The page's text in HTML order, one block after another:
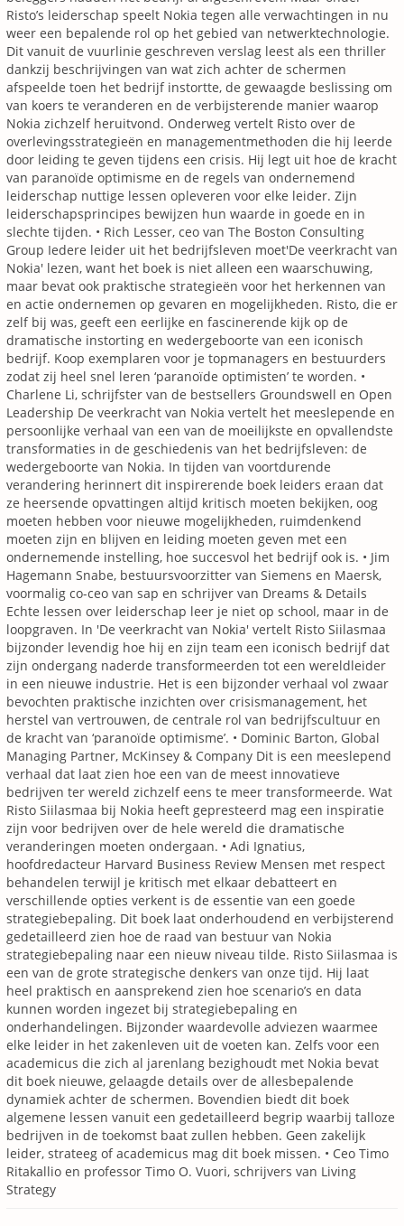
Risto’s leiderschap speelt Nokia tegen alle verwachtingen in nu
weer een bepalende rol op het gebied van netwerktechnologie.
Dit vanuit de vuurlinie geschreven verslag leest als een thriller
dankzij beschrijvingen van wat zich achter de schermen
afspeelde toen het bedrijf instortte, de gewaagde beslissing om
van koers te veranderen en de verbijsterende manier waarop
Nokia zichzelf heruitvond. Onderweg vertelt Risto over de
overlevingsstrategieën en managementmethoden die hij leerde
door leiding te geven tijdens een crisis. Hij legt uit hoe de kracht
van paranoïde optimisme en de regels van ondernemend
leiderschap nuttige lessen opleveren voor elke leider. Zijn
leiderschapsprincipes bewijzen hun waarde in goede en in
slechte tijden. • Rich Lesser, ceo van The Boston Consulting
Group Iedere leider uit het bedrijfsleven moet'De veerkracht van
Nokia' lezen, want het boek is niet alleen een waarschuwing,
maar bevat ook praktische strategieën voor het herkennen van
en actie ondernemen op gevaren en mogelijkheden. Risto, die er
zelf bij was, geeft een eerlijke en fascinerende kijk op de
dramatische instorting en wedergeboorte van een iconisch
bedrijf. Koop exemplaren voor je topmanagers en bestuurders
zodat zij heel snel leren ‘paranoïde optimisten’ te worden. •
Charlene Li, schrijfster van de bestsellers Groundswell en Open
Leadership De veerkracht van Nokia vertelt het meeslepende en
persoonlijke verhaal van een van de moeilijkste en opvallendste
transformaties in de geschiedenis van het bedrijfsleven: de
wedergeboorte van Nokia. In tijden van voortdurende
verandering herinnert dit inspirerende boek leiders eraan dat
ze heersende opvattingen altijd kritisch moeten bekijken, oog
moeten hebben voor nieuwe mogelijkheden, ruimdenkend
moeten zijn en blijven en leiding moeten geven met een
ondernemende instelling, hoe succesvol het bedrijf ook is. • Jim
Hagemann Snabe, bestuursvoorzitter van Siemens en Maersk,
voormalig co-ceo van sap en schrijver van Dreams & Details
Echte lessen over leiderschap leer je niet op school, maar in de
loopgraven. In 'De veerkracht van Nokia' vertelt Risto Siilasmaa
bijzonder levendig hoe hij en zijn team een iconisch bedrijf dat
zijn ondergang naderde transformeerden tot een wereldleider
in een nieuwe industrie. Het is een bijzonder verhaal vol zwaar
bevochten praktische inzichten over crisismanagement, het
herstel van vertrouwen, de centrale rol van bedrijfscultuur en
de kracht van ‘paranoïde optimisme’. • Dominic Barton, Global
Managing Partner, McKinsey & Company Dit is een meeslepend
verhaal dat laat zien hoe een van de meest innovatieve
bedrijven ter wereld zichzelf eens te meer transformeerde. Wat
Risto Siilasmaa bij Nokia heeft gepresteerd mag een inspiratie
zijn voor bedrijven over de hele wereld die dramatische
veranderingen moeten ondergaan. • Adi Ignatius,
hoofdredacteur Harvard Business Review Mensen met respect
behandelen terwijl je kritisch met elkaar debatteert en
verschillende opties verkent is de essentie van een goede
strategiebepaling. Dit boek laat onderhoudend en verbijsterend
gedetailleerd zien hoe de raad van bestuur van Nokia
strategiebepaling naar een nieuw niveau tilde. Risto Siilasmaa is
een van de grote strategische denkers van onze tijd. Hij laat
heel praktisch en aansprekend zien hoe scenario’s en data
kunnen worden ingezet bij strategiebepaling en
onderhandelingen. Bijzonder waardevolle adviezen waarmee
elke leider in het zakenleven uit de voeten kan. Zelfs voor een
academicus die zich al jarenlang bezighoudt met Nokia bevat
dit boek nieuwe, gelaagde details over de allesbepalende
dynamiek achter de schermen. Bovendien biedt dit boek
algemene lessen vanuit een gedetailleerd begrip waarbij talloze
bedrijven in de toekomst baat zullen hebben. Geen zakelijk
leider, strateeg of academicus mag dit boek missen. • Ceo Timo
Ritakallio en professor Timo O. Vuori, schrijvers van Living
Strategy